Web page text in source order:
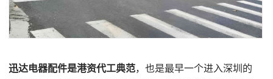
迅达电器配件是港资代工典范，也是最早一个进入深圳的